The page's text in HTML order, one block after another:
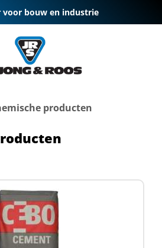
voor bouw en industrie
producten